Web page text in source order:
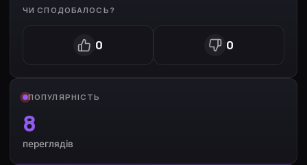
ЧИ СПОДОБАЛОСЬ?
0 0
ПОПУЛЯРНІСТЬ
8
переглядів